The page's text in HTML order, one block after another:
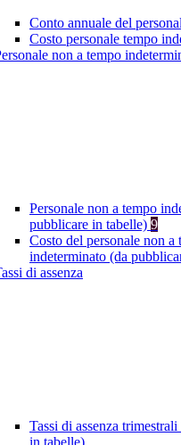
Conto annuale del
Costo personale tempo
non a tempo
Personale non a tempo
pubblicare in tabelle) 9
Costo del personale non a
indeterminato (da
di assenza
Tassi di assenza